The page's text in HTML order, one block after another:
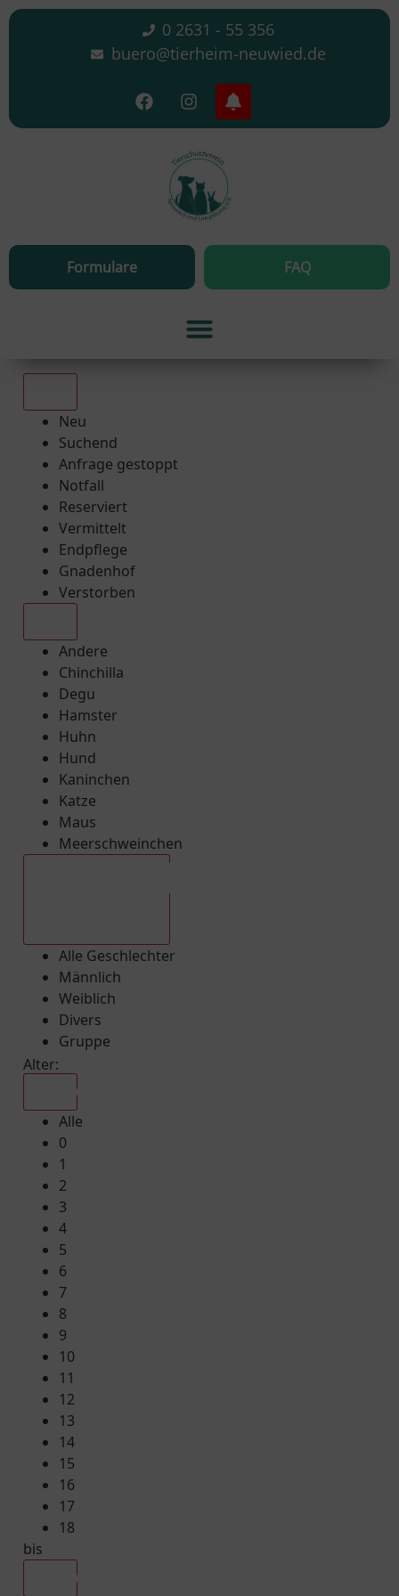
0 2631 - 55 356
buero@tierheim-neuwied.de
Formulare FAQ
Neu
Suchend
Anfrage gestoppt
Notfall
Reserviert
Vermittelt
Endpflege
Gnadenhof
Verstorben
Andere
Chinchilla
Degu
Hamster
Huhn
Hund
Kaninchen
Katze
Maus
Meerschweinchen
Alle Geschlechter
Männlich
Weiblich
Divers
Gruppe
Alter:
Alle
0
1
2
3
4
5
6
7
8
9
10
11
12
13
14
15
16
17
18
bis